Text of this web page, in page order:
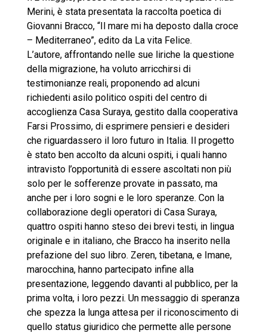
Merini, è stata presentata la raccolta poetica di
Giovanni Bracco, “Il mare mi ha deposto dalla croce
– Mediterraneo”, edito da La vita Felice.
L’autore, affrontando nelle sue liriche la questione
della migrazione, ha voluto arricchirsi di
testimonianze reali, proponendo ad alcuni
richiedenti asilo politico ospiti del centro di
accoglienza Casa Suraya, gestito dalla cooperativa
Farsi Prossimo, di esprimere pensieri e desideri
che riguardassero il loro futuro in Italia. Il progetto
è stato ben accolto da alcuni ospiti, i quali hanno
intravisto l’opportunità di essere ascoltati non più
solo per le sofferenze provate in passato, ma
anche per i loro sogni e le loro speranze. Con la
collaborazione degli operatori di Casa Suraya,
quattro ospiti hanno steso dei brevi testi, in lingua
originale e in italiano, che Bracco ha inserito nella
prefazione del suo libro. Zeren, tibetana, e Imane,
marocchina, hanno partecipato infine alla
presentazione, leggendo davanti al pubblico, per la
prima volta, i loro pezzi. Un messaggio di speranza
che spezza la lunga attesa per il riconoscimento di
quello status giuridico che permette alle persone